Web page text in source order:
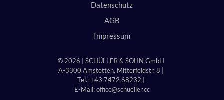
© 2026 | SCHÜLLER & SOHN GmbH
A-3300 Amstetten, Mitterfeldstr. 8 |
Tel.: +43 7472 68232 |
E-Mail:office@schueller.cc
Datenschutz
AGB
Impressum